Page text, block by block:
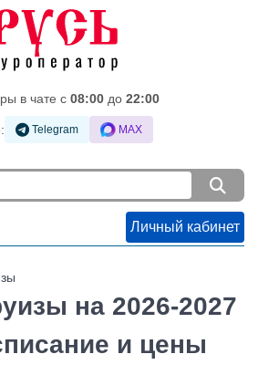
в чате c 08:00 до 22:00
Telegram MAX
Личный кабинет
на 2026-2027
и цены